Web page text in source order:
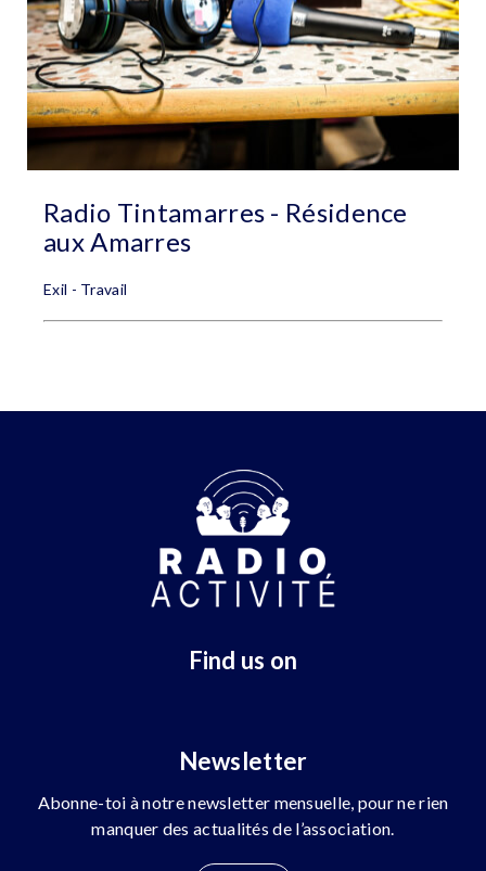
Radio Tintamarres - Résidence
aux Amarres
Exil - Travail
Find us on
Newsletter
Abonne-toi à notre newsletter mensuelle, pour ne rien
manquer des actualités de l’association.